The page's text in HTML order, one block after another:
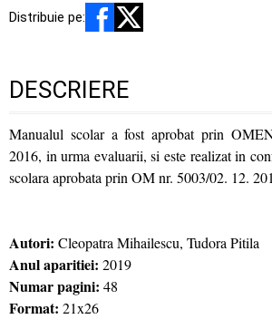
Distribuie pe:
DESCRIERE
Manualul scolar a fost aprobat prin
2016, in urma evaluarii, si este realizat in
scolara aprobata prin OM nr. 5003/02. 12.
Autori: Cleopatra Mihailescu, Tudora Pitila
Anul aparitiei: 2019
Numar pagini: 48
Format: 21x26